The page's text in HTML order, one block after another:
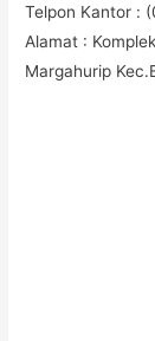
Telpon Kantor :
Alamat :
Margahurip